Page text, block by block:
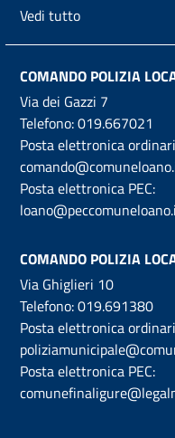
Vedi tutto
COMANDO POLIZIA
Via dei Gazzi 7
Telefono:019.667021
Posta elettronica
Posta elettronica PEC:
COMANDO POLIZIA
Via Ghiglieri 10
Telefono:019.691380
Posta elettronica
Posta elettronica PEC: